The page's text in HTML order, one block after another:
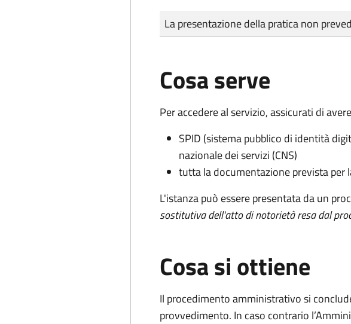
Tipo di pagamento
Importo
La presentazione della pratica non
Cosa serve
Per accedere al servizio, assicurati di
SPID (sistema pubblico di identità
nazionale dei servizi (CNS)
tutta la documentazione prevista per
L'istanza può essere presentata da un
sostitutiva dell'atto di notorietà resa dal
Cosa si ottiene
Il procedimento amministrativo si
provvedimento. In caso contrario